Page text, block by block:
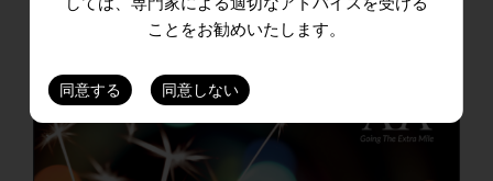
ことをお勧めいたします。